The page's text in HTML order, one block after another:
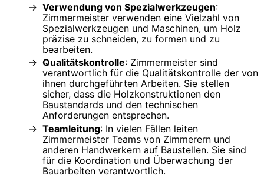
Verwendung von Spezialwerkzeugen:
Zimmermeister verwenden eine Vielzahl von
Spezialwerkzeugen und Maschinen, um Holz
präzise zu schneiden, zu formen und zu
bearbeiten.
Qualitätskontrolle: Zimmermeister sind
verantwortlich für die Qualitätskontrolle der von
ihnen durchgeführten Arbeiten. Sie stellen
sicher, dass die Holzkonstruktionen den
Baustandards und den technischen
Anforderungen entsprechen.
Teamleitung: In vielen Fällen leiten
Zimmermeister Teams von Zimmerern und
anderen Handwerkern auf Baustellen. Sie sind
für die Koordination und Überwachung der
Bauarbeiten verantwortlich.